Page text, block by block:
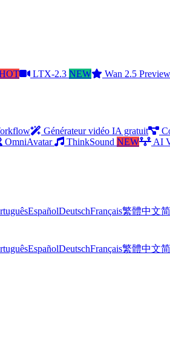
LTX-2.3 NEW Wan 2.5 Preview
Générateur vidéo IA gratuit
OmniAvatar ThinkSound NEW AI
EspañolDeutschFrançais繁體中文
EspañolDeutschFrançais繁體中文